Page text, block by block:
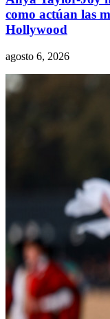
como actúan las
Hollywood
agosto 6, 2026